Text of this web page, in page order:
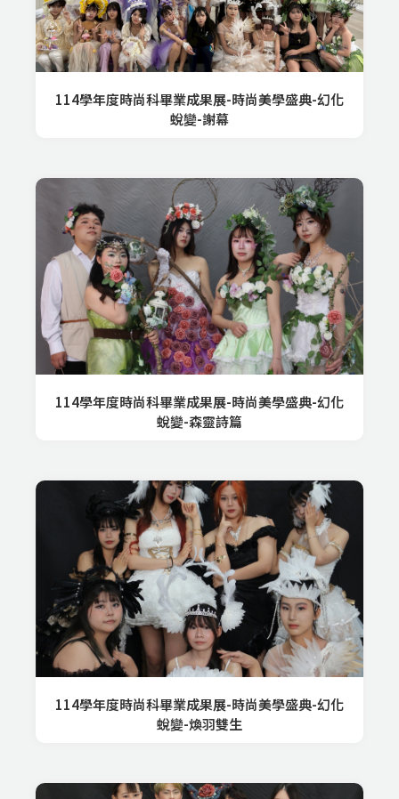
114學年度時尚科畢業成果展-時尚美學盛典-幻化
蛻變-謝幕
114學年度時尚科畢業成果展-時尚美學盛典-幻化
蛻變-森靈詩篇
114學年度時尚科畢業成果展-時尚美學盛典-幻化
蛻變-煥羽雙生